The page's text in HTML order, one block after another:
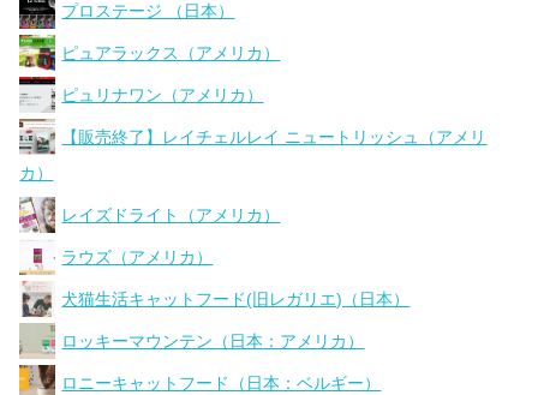
プロステージ （日本）
ピュアラックス（アメリカ）
ピュリナワン（アメリカ）
【販売終了】レイチェルレイ ニュートリッシュ（アメリ
カ）
レイズドライト（アメリカ）
ラウズ（アメリカ）
犬猫生活キャットフード(旧レガリエ)（日本）
ロッキーマウンテン（日本：アメリカ）
ロニーキャットフード（日本：ベルギー）